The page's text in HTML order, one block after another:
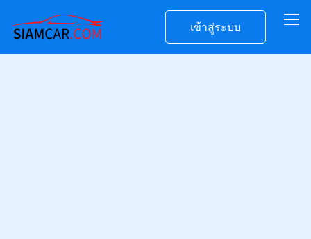
เข้าสู่ระบบ